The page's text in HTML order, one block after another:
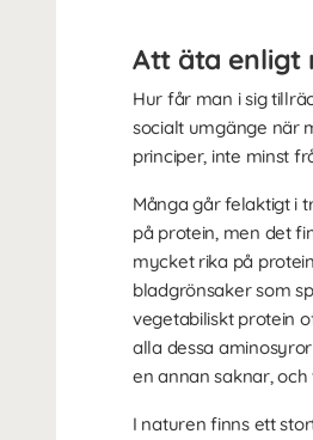
Att äta enligt
Hur får man i sig
socialt umgänge när
principer, inte minst
Många går felaktigt i
på protein, men det
mycket rika på
bladgrönsaker som
vegetabiliskt protein
alla dessa
en annan saknar, och
I naturen finns ett